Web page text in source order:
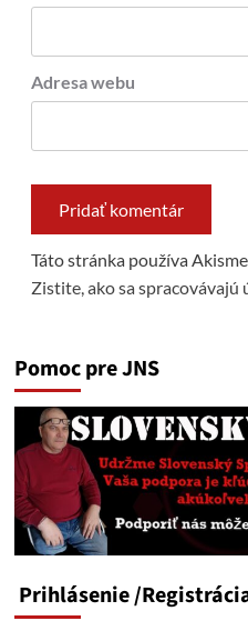
Adresa webu
Táto stránka používa
Zistite, ako sa spracovávajú
Pomoc pre JNS
Prihlásenie/